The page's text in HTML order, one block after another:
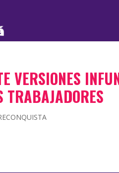
VERSIONES
TRABAJADORES